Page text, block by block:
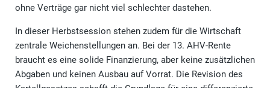
ohne Verträge gar nicht viel schlechter dastehen.
In dieser Herbstsession stehen zudem für die Wirtschaft
zentrale Weichenstellungen an. Bei der 13. AHV-Rente
braucht es eine solide Finanzierung, aber keine zusätzlichen
Abgaben und keinen Ausbau auf Vorrat. Die Revision des